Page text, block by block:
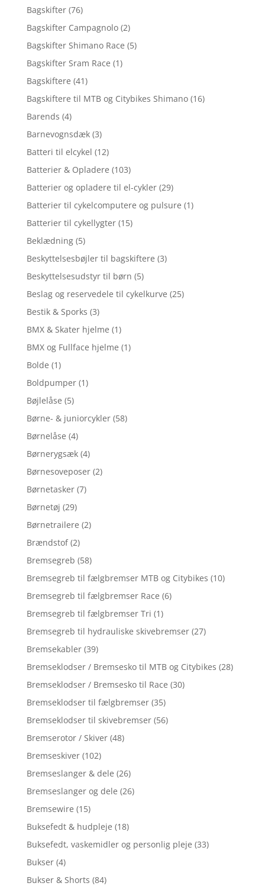
Bagskifter (76)
Bagskifter Campagnolo (2)
Bagskifter Shimano Race (5)
Bagskifter Sram Race (1)
Bagskiftere (41)
Bagskiftere til MTB og Citybikes Shimano (16)
Barends (4)
Barnevognsdæk (3)
Batteri til elcykel (12)
Batterier & Opladere (103)
Batterier og opladere til el-cykler (29)
Batterier til cykelcomputere og pulsure (1)
Batterier til cykellygter (15)
Beklædning (5)
Beskyttelsesbøjler til bagskiftere (3)
Beskyttelsesudstyr til børn (5)
Beslag og reservedele til cykelkurve (25)
Bestik & Sporks (3)
BMX & Skater hjelme (1)
BMX og Fullface hjelme (1)
Bolde (1)
Boldpumper (1)
Bøjlelåse (5)
Børne- & juniorcykler (58)
Børnelåse (4)
Børnerygsæk (4)
Børnesoveposer (2)
Børnetasker (7)
Børnetøj (29)
Børnetrailere (2)
Brændstof (2)
Bremsegreb (58)
Bremsegreb til fælgbremser MTB og Citybikes (10)
Bremsegreb til fælgbremser Race (6)
Bremsegreb til fælgbremser Tri (1)
Bremsegreb til hydrauliske skivebremser (27)
Bremsekabler (39)
Bremseklodser / Bremsesko til MTB og Citybikes (28)
Bremseklodser / Bremsesko til Race (30)
Bremseklodser til fælgbremser (35)
Bremseklodser til skivebremser (56)
Bremserotor / Skiver (48)
Bremseskiver (102)
Bremseslanger & dele (26)
Bremseslanger og dele (26)
Bremsewire (15)
Buksefedt & hudpleje (18)
Buksefedt, vaskemidler og personlig pleje (33)
Bukser (4)
Bukser & Shorts (84)